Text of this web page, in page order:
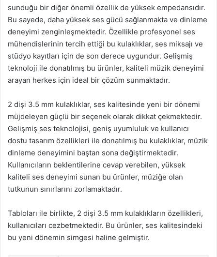
sunduğu bir diğer önemli özellik de yüksek empedansıdır.
Bu sayede, daha yüksek ses gücü sağlanmakta ve dinleme
deneyimi zenginleşmektedir. Özellikle profesyonel ses
mühendislerinin tercih ettiği bu kulaklıklar, ses miksajı ve
stüdyo kayıtları için de son derece uygundur. Gelişmiş
teknoloji ile donatılmış bu ürünler, kaliteli müzik deneyimi
arayan herkes için ideal bir çözüm sunmaktadır.
2 dişi 3.5 mm kulaklıklar, ses kalitesinde yeni bir dönemi
müjdeleyen güçlü bir seçenek olarak dikkat çekmektedir.
Gelişmiş ses teknolojisi, geniş uyumluluk ve kullanıcı
dostu tasarım özellikleri ile donatılmış bu kulaklıklar, müzik
dinleme deneyimini baştan sona değiştirmektedir.
Kullanıcıların beklentilerine cevap verebilen, yüksek
kaliteli ses deneyimi sunan bu ürünler, müziğe olan
tutkunun sınırlarını zorlamaktadır.
Tabloları ile birlikte, 2 dişi 3.5 mm kulaklıkların özellikleri,
kullanıcıları cezbetmektedir. Bu ürünler, ses kalitesindeki
bu yeni dönemin simgesi haline gelmiştir.